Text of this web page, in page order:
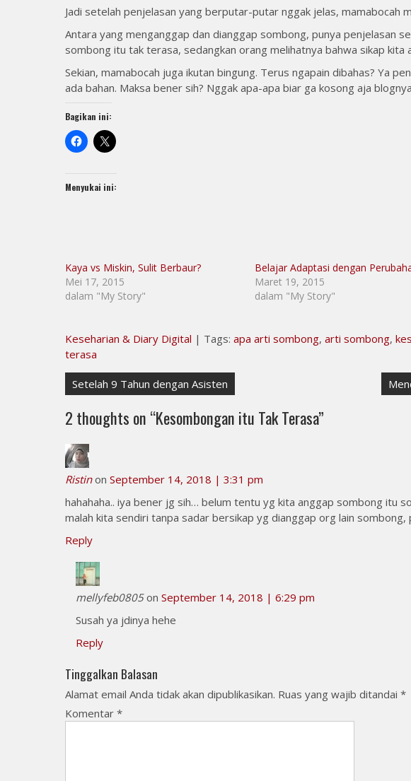
Jadi setelah penjelasan yang berputar-putar nggak jelas, mamabocah
Antara yang menganggap dan dianggap sombong, punya penjelasan
sombong itu tak terasa, sedangkan orang melihatnya bahwa sikap
Sekian, mamabocah juga ikutan bingung. Terus ngapain dibahas? Ya
ada bahan. Maksa bener sih? Nggak apa-apa biar ga kosong aja blognya
Bagikan ini:
Menyukai ini:
Kaya vs Miskin, Sulit Berbaur?
Mei 17, 2015
dalam "My Story"
Belajar Adaptasi dengan
Maret 19, 2015
dalam "My Story"
Keseharian & Diary Digital | Tags: apa arti sombong, arti sombong,
terasa
Navigasi
pos
Setelah 9 Tahun dengan Asisten
2 thoughts on “Kesombongan itu Tak Terasa”
Ristinon September 14, 2018 | 3:31 pm
hahahaha.. iya bener jg sih… belum tentu yg kita anggap sombong itu
malah kita sendiri tanpa sadar bersikap yg dianggap org lain sombong,
Reply
mellyfeb0805on September 14, 2018 | 6:29 pm
Susah ya jdinya hehe
Reply
Tinggalkan Balasan
Alamat email Anda tidak akan dipublikasikan. Ruas yang wajib ditandai *
Komentar *